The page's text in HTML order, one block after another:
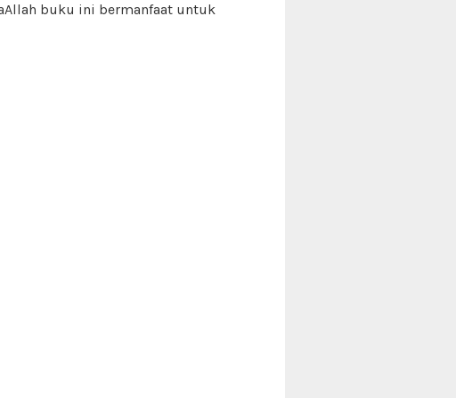
buku ini bermanfaat untuk